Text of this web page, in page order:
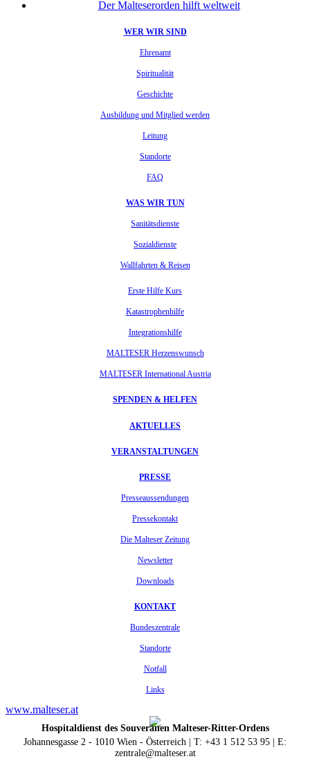
Der Malteserorden hilft weltweit
WER WIR SIND
Ehrenamt
Spiritualität
Geschichte
Ausbildung und Mitglied werden
Leitung
Standorte
FAQ
WAS WIR TUN
Sanitätsdienste
Sozialdienste
Wallfahrten & Reisen
Erste Hilfe Kurs
Katastrophenhilfe
Integrationshilfe
MALTESER Herzenswunsch
MALTESER International Austria
SPENDEN & HELFEN
AKTUELLES
VERANSTALTUNGEN
PRESSE
Presseaussendungen
Pressekontakt
Die Malteser Zeitung
Newsletter
Downloads
KONTAKT
Bundeszentrale
Standorte
Notfall
Links
www.malteser.at
Hospitaldienst des Souveränen Malteser-Ritter-Ordens
Johannesgasse 2 - 1010 Wien - Österreich | T: +43 1 512 53 95 | E:
zentrale@malteser.at